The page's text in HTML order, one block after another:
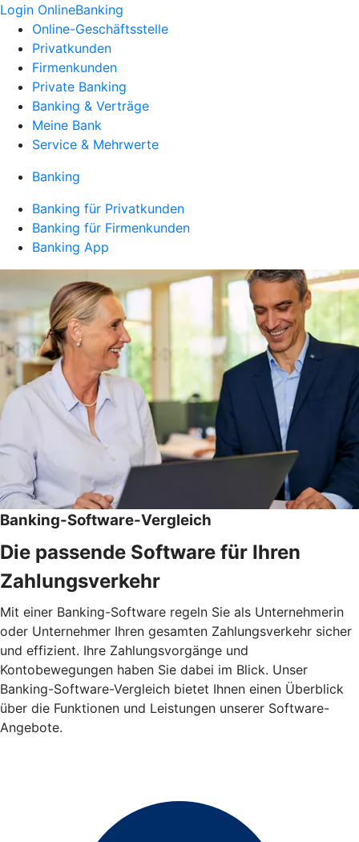
Login OnlineBanking
Online-Geschäftsstelle
Privatkunden
Firmenkunden
Private Banking
Banking & Verträge
Meine Bank
Service & Mehrwerte
Banking
Banking für Privatkunden
Banking für Firmenkunden
Banking App
Banking-Software-Vergleich
Die passende Software für Ihren
Zahlungsverkehr
Mit einer Banking-Software regeln Sie als Unternehmerin
oder Unternehmer Ihren gesamten Zahlungsverkehr sicher
und effizient. Ihre Zahlungsvorgänge und
Kontobewegungen haben Sie dabei im Blick. Unser
Banking-Software-Vergleich bietet Ihnen einen Überblick
über die Funktionen und Leistungen unserer Software-
Angebote.